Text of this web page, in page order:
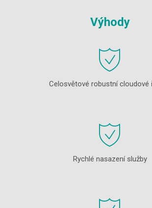
Výhody
Celosvětové robustní cloudové
Rychlé nasazení služby